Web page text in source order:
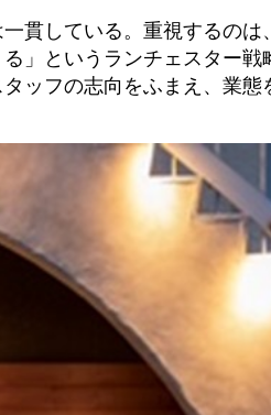
貫している。重視するのは
」というランチェスター戦
ッフの志向をふまえ、業態